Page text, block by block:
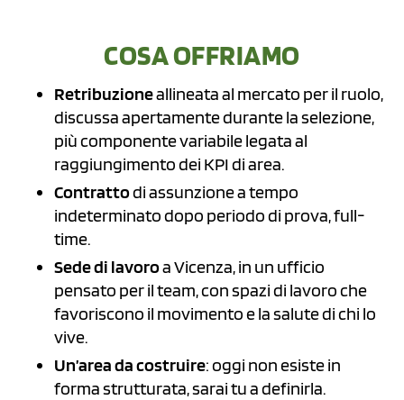
COSA OFFRIAMO
Retribuzioneallineata al mercato per il ruolo,
discussa apertamente durante la selezione,
più componente variabile legata al
raggiungimento dei KPI di area.
Contrattodi assunzione a tempo
indeterminato dopo periodo di prova, full-
time.
Sede di lavoroa Vicenza, in un ufficio
pensato per il team, con spazi di lavoro che
favoriscono il movimento e la salute di chi lo
vive.
Un’area da costruire: oggi non esiste in
forma strutturata, sarai tu a definirla.